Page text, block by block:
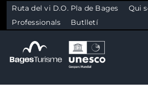
Ruta del vi D.O. Pla de Bages
Qui
Professionals
Butlletí